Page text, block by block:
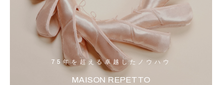
75年を超える卓越したノウハウ
MAISON REPETTO